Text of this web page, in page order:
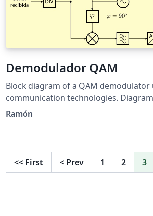
Demodulador QAM
Block diagram of a QAM demodulator
communication technologies. Diagrama en bloques de
un demodulador QAM usado en
Ramón
<< First < Prev 1 2 3